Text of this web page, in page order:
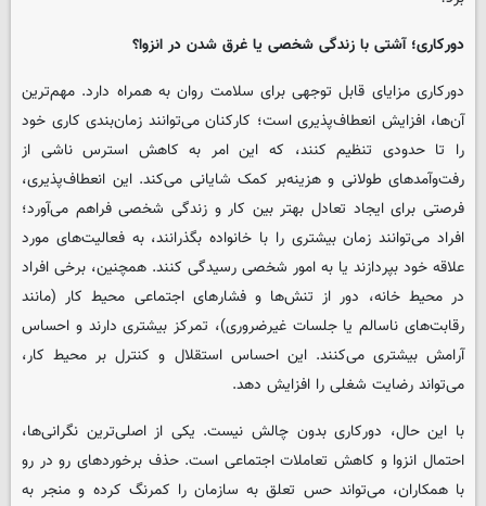
دورکاری؛ آشتی با زندگی شخصی یا غرق شدن در انزوا؟
دورکاری مزایای قابل توجهی برای سلامت روان به همراه دارد. مهم‌ترین
آن‌ها، افزایش انعطاف‌پذیری است؛ کارکنان می‌توانند زمان‌بندی کاری خود
را تا حدودی تنظیم کنند، که این امر به کاهش استرس ناشی از
رفت‌وآمدهای طولانی و هزینه‌بر کمک شایانی می‌کند. این انعطاف‌پذیری،
فرصتی برای ایجاد تعادل بهتر بین کار و زندگی شخصی فراهم می‌آورد؛
افراد می‌توانند زمان بیشتری را با خانواده بگذرانند، به فعالیت‌های مورد
علاقه خود بپردازند یا به امور شخصی رسیدگی کنند. همچنین، برخی افراد
در محیط خانه، دور از تنش‌ها و فشارهای اجتماعی محیط کار (مانند
رقابت‌های ناسالم یا جلسات غیرضروری)، تمرکز بیشتری دارند و احساس
آرامش بیشتری می‌کنند. این احساس استقلال و کنترل بر محیط کار،
می‌تواند رضایت شغلی را افزایش دهد.
با این حال، دورکاری بدون چالش نیست. یکی از اصلی‌ترین نگرانی‌ها،
احتمال انزوا و کاهش تعاملات اجتماعی است. حذف برخوردهای رو در رو
با همکاران، می‌تواند حس تعلق به سازمان را کمرنگ کرده و منجر به